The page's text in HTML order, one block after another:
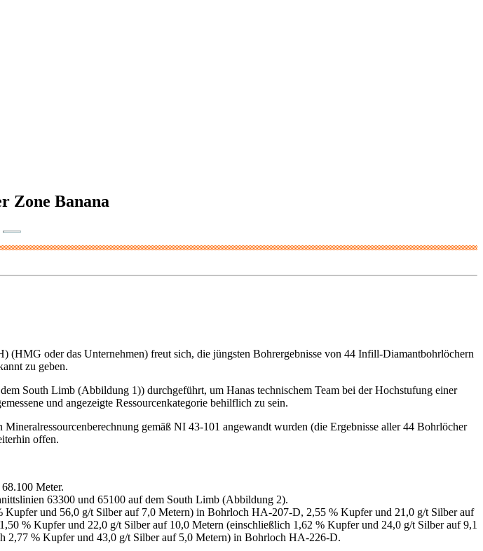
Zone Banana
oder das Unternehmen) freut sich, die jüngsten Bohrergebnisse von 44 Infill-Diamantbohrlöchern
zu geben.
South Limb (Abbildung 1)) durchgeführt, um Hanas technischem Team bei der Hochstufung einer
und angezeigte Ressourcenkategorie behilflich zu sein.
gemäß NI 43-101 angewandt wurden (die Ergebnisse aller 44 Bohrlöcher
offen.
Meter.
63300 und 65100 auf dem South Limb (Abbildung 2).
und 56,0 g/t Silber auf 7,0 Metern) in Bohrloch HA-207-D, 2,55 % Kupfer und 21,0 g/t Silber auf
% Kupfer und 22,0 g/t Silber auf 10,0 Metern (einschließlich 1,62 % Kupfer und 24,0 g/t Silber auf 9,1
% Kupfer und 43,0 g/t Silber auf 5,0 Metern) in Bohrloch HA-226-D.